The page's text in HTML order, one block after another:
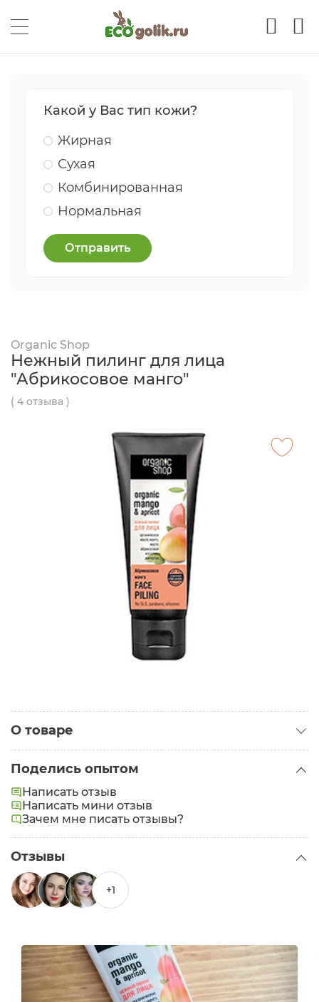
Какой у Вас тип кожи?
Жирная
Сухая
Комбинированная
Нормальная
Отправить
Organic Shop
Нежный пилинг для лица
"Абрикосовое манго"
( 4 отзыва )
О товаре
Поделись опытом
Написать отзыв
Написать мини отзыв
Зачем мне писать отзывы?
Отзывы
+1